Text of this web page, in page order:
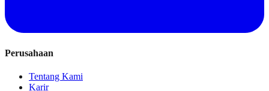
Perusahaan
Tentang Kami
Karir